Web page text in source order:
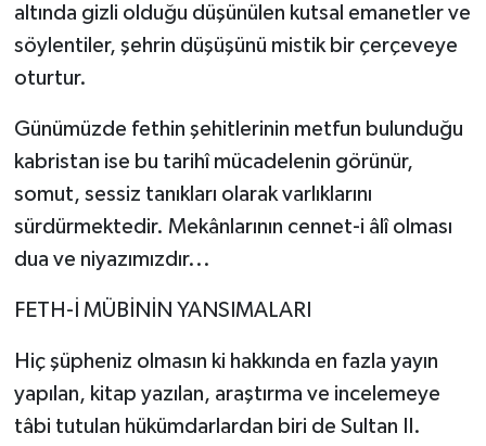
altında gizli olduğu düşünülen kutsal emanetler ve
söylentiler, şehrin düşüşünü mistik bir çerçeveye
oturtur.
Günümüzde fethin şehitlerinin metfun bulunduğu
kabristan ise bu tarihî mücadelenin görünür,
somut, sessiz tanıkları olarak varlıklarını
sürdürmektedir. Mekânlarının cennet-i âlî olması
dua ve niyazımızdır...
FETH-İ MÜBİNİN YANSIMALARI
Hiç şüpheniz olmasın ki hakkında en fazla yayın
yapılan, kitap yazılan, araştırma ve incelemeye
tâbi tutulan hükümdarlardan biri de Sultan II.